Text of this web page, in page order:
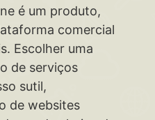
é um produto,
comercial
Escolher uma
de serviços
sutil,
de websites